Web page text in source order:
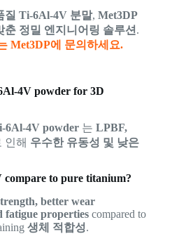
질 Ti-6Al-4V 분말, Met3DP
정밀 엔지니어링 솔루션 .
Met3DP에 문의하세요.
4V powder for 3D
6Al-4V powder는 LPBF,
인해 우수한 유동성 및 낮은
to pure titanium?
better wear
fatigue propertiescompared to
생체 적합성.